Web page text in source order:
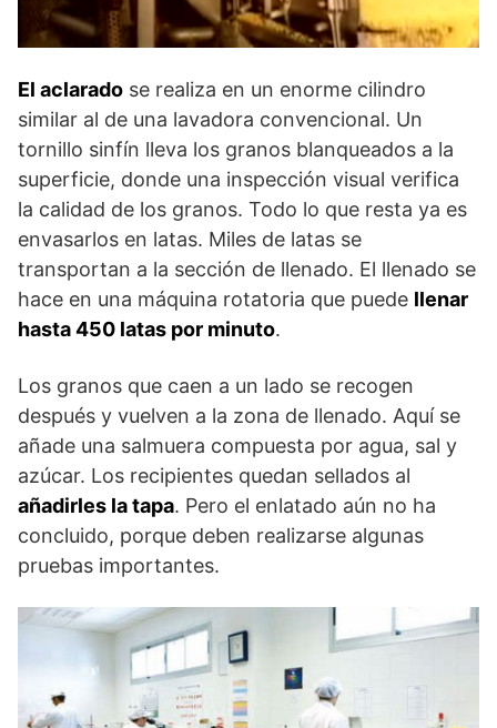
El aclarado se realiza en un enorme cilindro
similar al de una lavadora convencional. Un
tornillo sinfín lleva los granos blanqueados a la
superficie, donde una inspección visual verifica
la calidad de los granos. Todo lo que resta ya es
envasarlos en latas. Miles de latas se
transportan a la sección de llenado. El llenado se
hace en una máquina rotatoria que puede llenar
hasta 450 latas por minuto.
Los granos que caen a un lado se recogen
después y vuelven a la zona de llenado. Aquí se
añade una salmuera compuesta por agua, sal y
azúcar. Los recipientes quedan sellados al
añadirles la tapa. Pero el enlatado aún no ha
concluido, porque deben realizarse algunas
pruebas importantes.